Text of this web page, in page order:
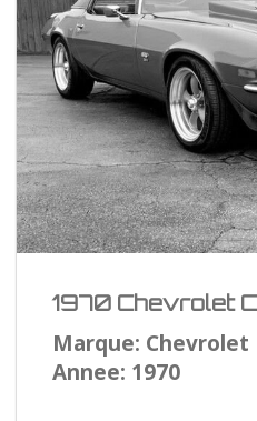
1970 Chevrolet
Marque: Chevrolet
Annee: 1970